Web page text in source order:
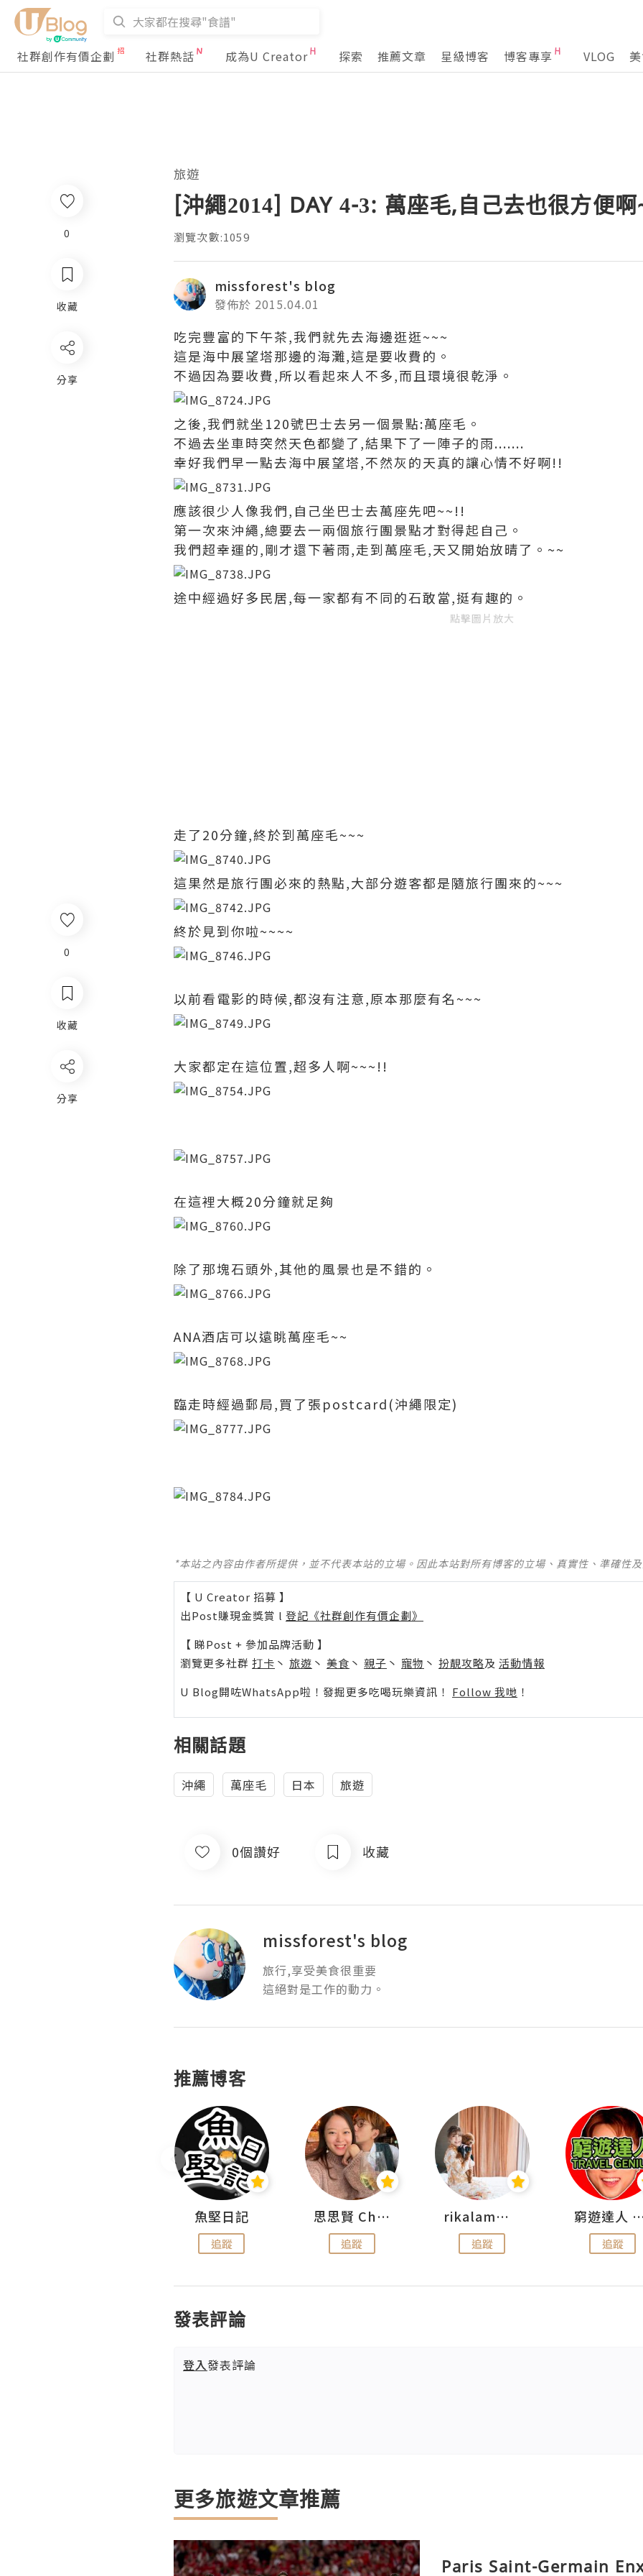
社群創作有價企劃
社群熱話 成為U Creator 探索 推薦文章 星級博客 博客專享 VLOG
0
收藏
分享
旅遊
[沖繩2014] DAY 4-3: 萬座毛,自己去也很方便啊
瀏覽次數:1059
missforest's blog
發佈於 2015.04.01
吃完豐富的下午茶,我們就先去海邊逛逛~~~
這是海中展望塔那邊的海灘,這是要收費的。
不過因為要收費,所以看起來人不多,而且環境很乾淨。
之後,我們就坐120號巴士去另一個景點:萬座毛。
不過去坐車時突然天色都變了,結果下了一陣子的雨.......
幸好我們早一點去海中展望塔,不然灰的天真的讓心情不好啊!!
應該很少人像我們,自己坐巴士去萬座先吧~~!!
第一次來沖繩,總要去一兩個旅行團景點才對得起自己。
我們超幸運的,剛才還下著雨,走到萬座毛,天又開始放晴了。~~
途中經過好多民居,每一家都有不同的石敢當,挺有趣的。
點擊圖片放大
走了20分鐘,終於到萬座毛~~~
這果然是旅行團必來的熱點,大部分遊客都是隨旅行團來的~~~
終於見到你啦~~~~
以前看電影的時候,都沒有注意,原本那麼有名~~~
大家都定在這位置,超多人啊~~~!!
在這裡大概20分鐘就足夠
除了那塊石頭外,其他的風景也是不錯的。
ANA酒店可以遠眺萬座毛~~
臨走時經過郵局,買了張postcard(沖繩限定)
*本站之內容由作者所提供，並不代表本站的立場。因此本站對所有博客的立場、真實性、準確性
【 U Creator 招募 】
出Post賺現金獎賞 l 登記《社群創作有價企劃》
【 睇Post + 參加品牌活動 】
瀏覽更多社群 打卡 丶 旅遊 丶 美食 丶 親子 丶 寵物 丶 扮靚攻略及 活動情報
U Blog開咗WhatsApp啦！發掘更多吃喝玩樂資訊！ Follow 我哋 ！
相關話題
沖繩 萬座毛 日本 旅遊
0個讚好 收藏
missforest's blog
旅行,享受美食很重要
這絕對是工作的動力。
推薦博客
魚堅日記
追蹤
思思賢 ChillMyBabe
追蹤
rikalammm
追蹤
窮遊達人 Mr.TravelGenius
追蹤
發表評論
登入發表評論
更多旅遊文章推薦
Paris Saint-Germain
0
收藏
分享